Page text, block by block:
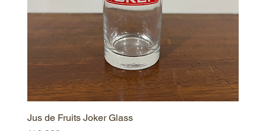
Jus de Fruits Joker Glass